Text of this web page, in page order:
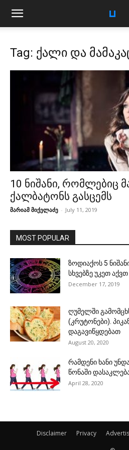
Tag: ქალი და
10 ნიშანი, რომლებიც
ქალბატონს გასცემს
მარიამ მიქელაძე - July 11, 2019
MOST POPULAR
ზოდიაქოს 5
სხვებზე უკეთ
December 17, 2019
ღუმელში
(კრუტონები).
დაგავიწყდებათ
August 20, 2020
რამდენი ხანი
წონაში
April 28, 2020
Disclaimer Privacy